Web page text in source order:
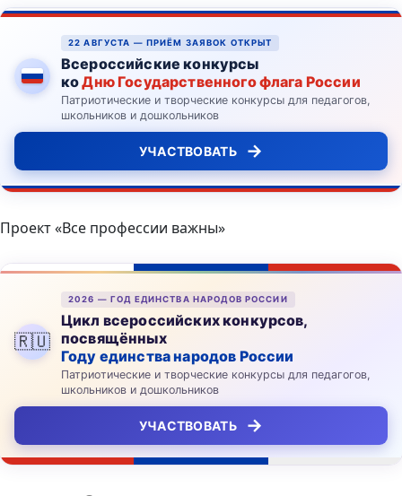
22 АВГУСТА — ПРИЁМ ЗАЯВОК ОТКРЫТ
Всероссийские конкурсы
коДню Государственного флага России
Патриотические и творческие конкурсы для педагогов,
школьников и дошкольников
УЧАСТВОВАТЬ →
Проект «Все профессии важны»
🇷🇺
2026 — ГОД ЕДИНСТВА НАРОДОВ РОССИИ
Цикл всероссийских конкурсов,
посвящённых
Году единства народов России
Патриотические и творческие конкурсы для педагогов,
школьников и дошкольников
УЧАСТВОВАТЬ →